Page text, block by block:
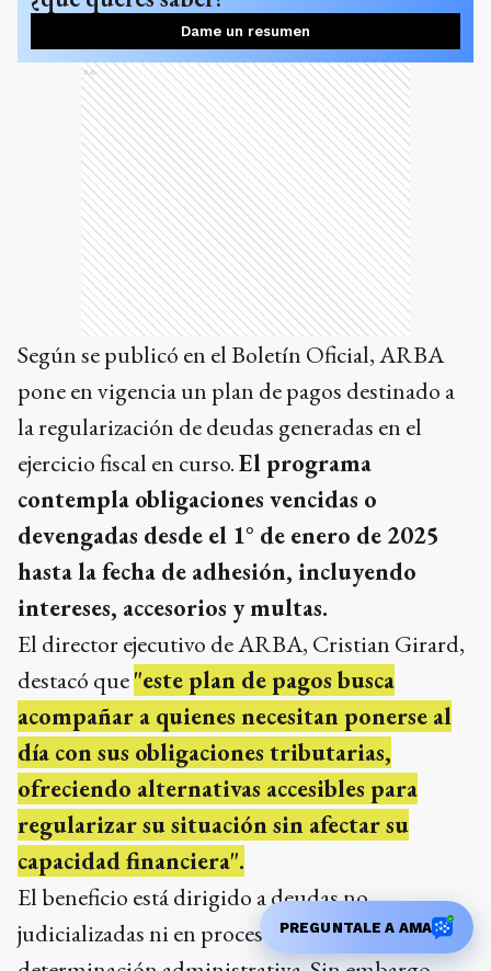
Dame un resumen
Ads
Según se publicó en el Boletín Oficial, ARBA
pone en vigencia un plan de pagos destinado a
la regularización de deudas generadas en el
ejercicio fiscal en curso.El programa
contempla obligaciones vencidas o
devengadas desde el 1° de enero de 2025
hasta la fecha de adhesión, incluyendo
intereses, accesorios y multas.
El director ejecutivo de ARBA, Cristian Girard,
destacó que"este plan de pagos busca
acompañar a quienes necesitan ponerse al
día con sus obligaciones tributarias,
ofreciendo alternativas accesibles para
regularizar su situación sin afectar su
capacidad financiera".
El beneficio está dirigido a deudas no
judicializadas ni en proceso de fiscalización o
PREGUNTALE A AMA